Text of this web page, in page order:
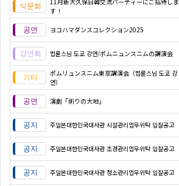
す！
ヨコハマダンスコレクション2025
법륜스님 도쿄 강연/ポムニュンスニムの講演会
ポムリュンスニム東京講演会（법륜스님 도쿄 강
연）
演劇「祈りの大地」
주일본대한민국대사관 시설관리업무위탁 입찰공고
주일본대한민국대사관 조경관리업무위탁 입찰공고
주일본대한민국대사관 청소관리업무위탁 입찰공고